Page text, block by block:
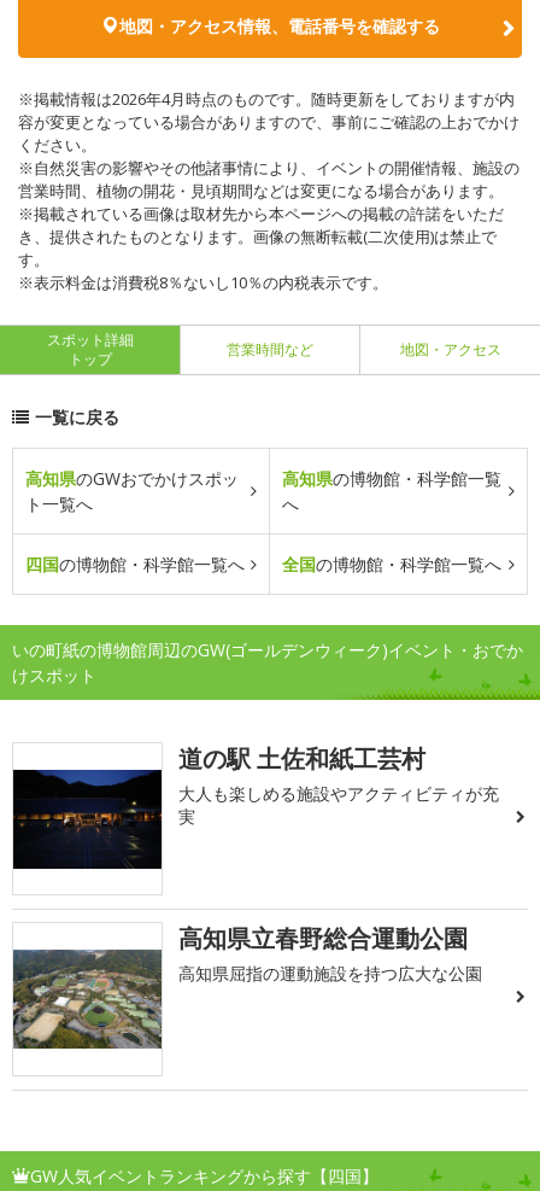
地図・アクセス情報、電話番号を確認する
※掲載情報は2026年4月時点のものです。随時更新をしておりますが内
容が変更となっている場合がありますので、事前にご確認の上おでかけ
ください。
※自然災害の影響やその他諸事情により、イベントの開催情報、施設の
営業時間、植物の開花・見頃期間などは変更になる場合があります。
※掲載されている画像は取材先から本ページへの掲載の許諾をいただ
き、提供されたものとなります。画像の無断転載(二次使用)は禁止で
す。
※表示料金は消費税8％ないし10％の内税表示です。
スポット詳細
トップ
営業時間など 地図・アクセス
一覧に戻る
高知県のGWおでかけスポッ
ト一覧へ
高知県の博物館・科学館一覧
へ
四国の博物館・科学館一覧へ 全国の博物館・科学館一覧へ
いの町紙の博物館周辺のGW(ゴールデンウィーク)イベント・おでか
けスポット
道の駅 土佐和紙工芸村
大人も楽しめる施設やアクティビティが充
実
高知県立春野総合運動公園
高知県屈指の運動施設を持つ広大な公園
GW人気イベントランキングから探す【四国】